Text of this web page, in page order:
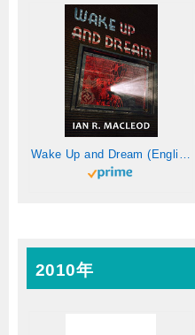
Wake Up and Dream (English Edition)
2010年